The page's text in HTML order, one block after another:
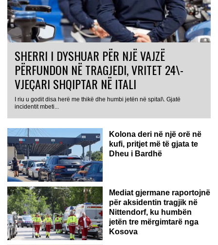
SHERRI I DYSHUAR PËR NJË VAJZË
PËRFUNDON NË TRAGJEDI, VRITET 24\-
VJEÇARI SHQIPTAR NË ITALI
I riu u godit disa herë me thikë dhe humbi jetën në spital\. Gjatë
incidentit mbeti...
Kolona deri në një orë në
kufi, pritjet më të gjata te
Dheu i Bardhë
GJERMANI
Mediat gjermane raportojnë
për aksidentin tragjik në
Nittendorf, ku humbën
jetën tre mërgimtarë nga
Kosova